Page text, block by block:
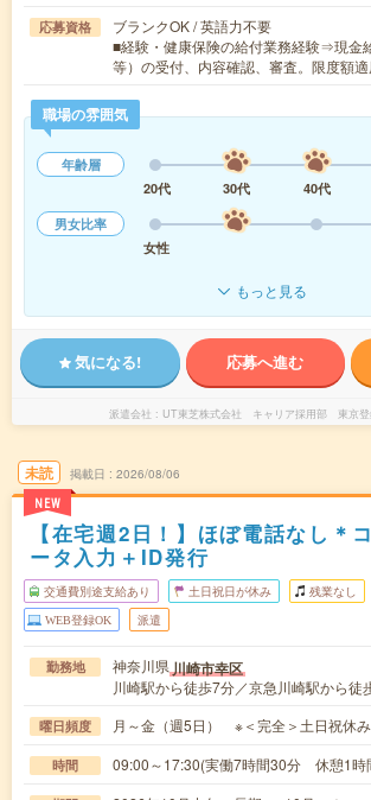
応募資格
ブランクOK / 英語力不要
■経験・健康保険の給付業務経験⇒現金
等）の受付、内容確認、審査。限度額
職場の雰囲気
年齢層
20代
30代 40代
男女比率
女性
もっと見る
気になる! 応募へ進む
派遣会社 UT東芝株式会社 キャリア採用部 東京登
未読
NEW
掲載日 2026/08/06
【在宅週2日！】ほぼ電話なし＊
ータ入力＋ID発行
交通費別途支給あり 土日祝日が休み 残業なし
WEB登録OK 派遣
勤務地 神奈川県川崎市幸区
川崎駅から徒歩7分／京急川崎駅から徒
曜日頻度 月～金（週5日） ※＜完全＞土日祝休み
時間 09:00～17:30(実働7時間30分 休憩1時